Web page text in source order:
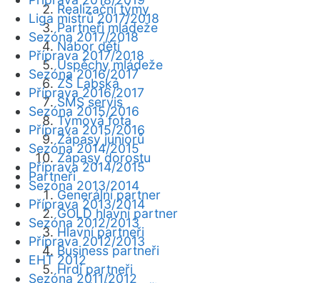
Realizační týmy
Partneři mládeže
Nábor dětí
Úspěchy mládeže
ZŠ Labská
SMS servis
Týmová fota
Zápasy juniorů
Zápasy dorostu
Partneři
Generální partner
GOLD hlavní partner
Hlavní partneři
Business partneři
Hrdí partneři
Liga mistrů 2017/2018
Sezóna 2017/2018
Příprava 2017/2018
Sezóna 2016/2017
Příprava 2016/2017
Sezóna 2015/2016
Příprava 2015/2016
Sezóna 2014/2015
Příprava 2014/2015
Sezóna 2013/2014
Příprava 2013/2014
Sezóna 2012/2013
Příprava 2012/2013
EHT 2012
Sezóna 2011/2012